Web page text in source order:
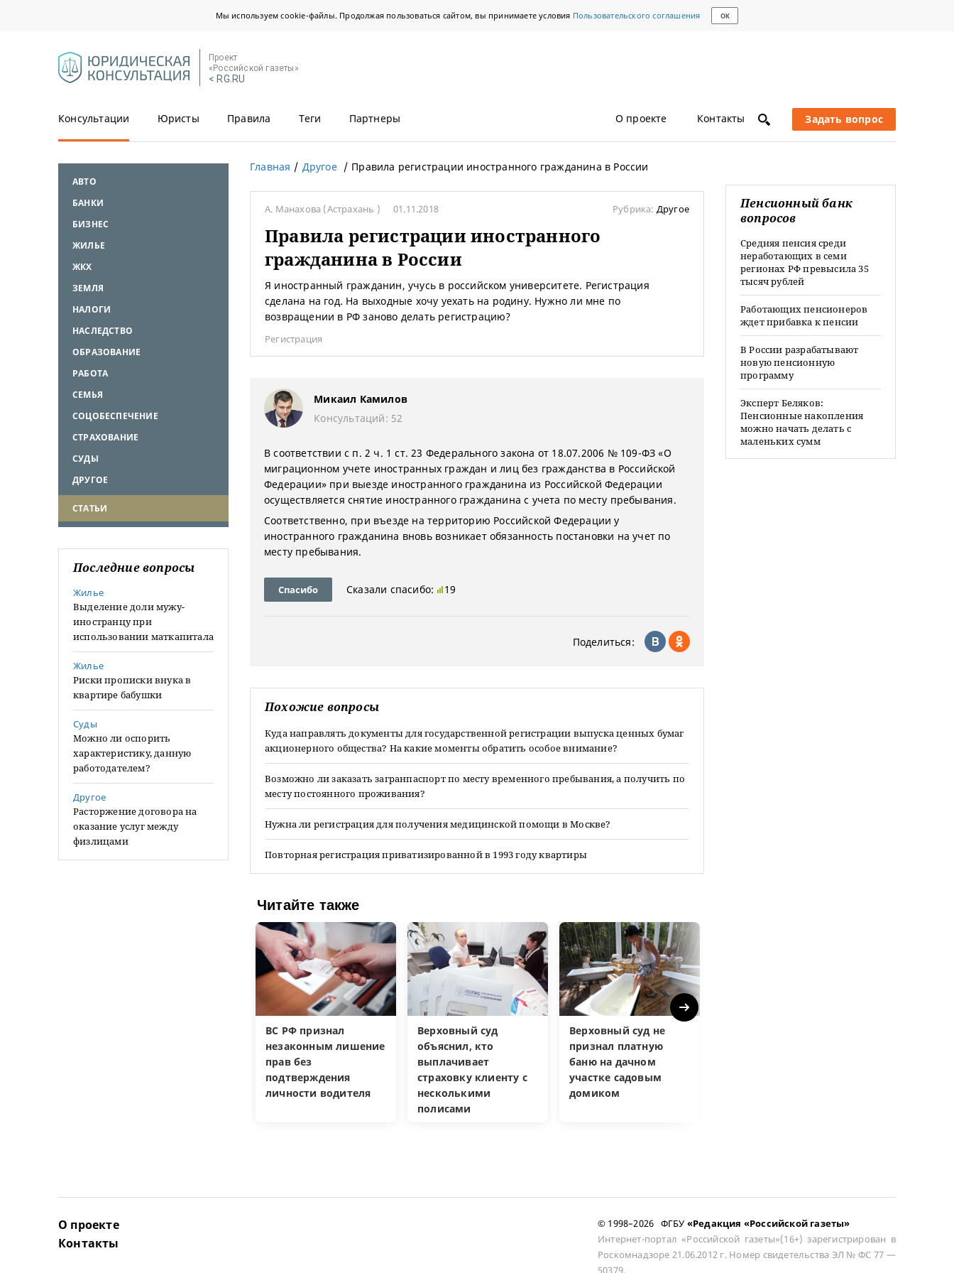
Мы используем cookie-файлы. Продолжая пользоваться сайтом, вы принимаете условия Пользовательского соглашения ОК
Проект
«Российской газеты»
< RG.RU
Консультации Юристы Правила Теги Партнеры О проекте Контакты Задать вопрос
АВТО
БАНКИ
БИЗНЕС
ЖИЛЬЕ
ЖКХ
ЗЕМЛЯ
НАЛОГИ
НАСЛЕДСТВО
ОБРАЗОВАНИЕ
РАБОТА
СЕМЬЯ
СОЦОБЕСПЕЧЕНИЕ
СТРАХОВАНИЕ
СУДЫ
ДРУГОЕ
СТАТЬИ
Последние вопросы
Жилье
Выделение доли мужу-
иностранцу при
использовании маткапитала
Жилье
Риски прописки внука в
квартире бабушки
Суды
Можно ли оспорить
характеристику, данную
работодателем?
Другое
Расторжение договора на
оказание услуг между
физлицами
Главная Другое Правила регистрации иностранного гражданина в России
А. Манахова (Астрахань ) 01.11.2018 Рубрика: Другое
Правила регистрации иностранного
гражданина в России
Я иностранный гражданин, учусь в российском университете. Регистрация
сделана на год. На выходные хочу уехать на родину. Нужно ли мне по
возвращении в РФ заново делать регистрацию?
Регистрация
Микаил Камилов
Консультаций: 52
В соответствии с п. 2 ч. 1 ст. 23 Федерального закона от 18.07.2006 № 109-ФЗ «О
миграционном учете иностранных граждан и лиц без гражданства в Российской
Федерации» при выезде иностранного гражданина из Российской Федерации
осуществляется снятие иностранного гражданина с учета по месту пребывания.
Соответственно, при въезде на территорию Российской Федерации у
иностранного гражданина вновь возникает обязанность постановки на учет по
месту пребывания.
Спасибо Сказали спасибо: 19
Поделиться:
Похожие вопросы
Куда направлять документы для государственной регистрации выпуска ценных бумаг
акционерного общества? На какие моменты обратить особое внимание?
Возможно ли заказать загранпаспорт по месту временного пребывания, а получить по
месту постоянного проживания?
Нужна ли регистрация для получения медицинской помощи в Москве?
Повторная регистрация приватизированной в 1993 году квартиры
Читайте также
ВС РФ признал
незаконным лишение
прав без
подтверждения
личности водителя
Верховный суд
объяснил, кто
выплачивает
страховку клиенту с
несколькими
полисами
Верховный суд не
признал платную
баню на дачном
участке садовым
домиком
Next
Пенсионный банк
вопросов
Средняя пенсия среди
неработающих в семи
регионах РФ превысила 35
тысяч рублей
Работающих пенсионеров
ждет прибавка к пенсии
В России разрабатывают
новую пенсионную
программу
Эксперт Беляков:
Пенсионные накопления
можно начать делать с
маленьких сумм
О проекте
Контакты
© 1998–2026 ФГБУ «Редакция «Российской газеты»
Интернет-портал «Российской газеты»(16+) зарегистрирован в
Роскомнадзоре 21.06.2012 г. Номер свидетельства ЭЛ № ФС 77 —
50379.